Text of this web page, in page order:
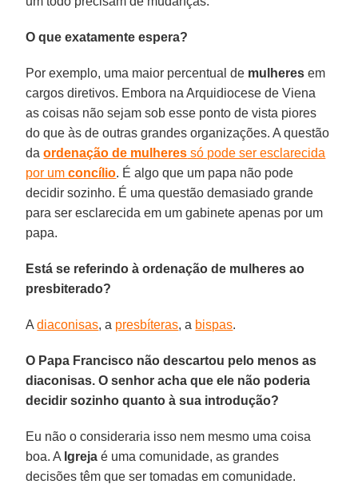
O que exatamente espera?
Por exemplo, uma maior percentual de mulheres em
cargos diretivos. Embora na Arquidiocese de Viena
as coisas não sejam sob esse ponto de vista piores
do que às de outras grandes organizações. A questão
daordenação de mulheres só pode ser esclarecida
por umconcílio. É algo que um papa não pode
decidir sozinho. É uma questão demasiado grande
para ser esclarecida em um gabinete apenas por um
papa.
Está se referindo à ordenação de mulheres ao
presbiterado?
Adiaconisas, a presbíteras, a bispas.
O Papa Francisco não descartou pelo menos as
diaconisas. O senhor acha que ele não poderia
decidir sozinho quanto à sua introdução?
Eu não o consideraria isso nem mesmo uma coisa
boa. A Igreja é uma comunidade, as grandes
decisões têm que ser tomadas em comunidade.